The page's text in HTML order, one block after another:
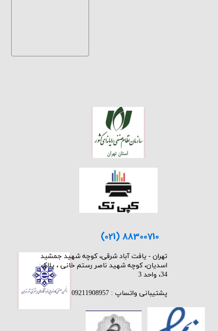
(021) 88300710
​تهران - یافت آباد شرقی، کوچه شهید جمشید
اسدیان، کوچه شهید ناصر رستم خانی ، پلاک:
34، واحد 3
پشتیبانی واتساپ : 09211908957